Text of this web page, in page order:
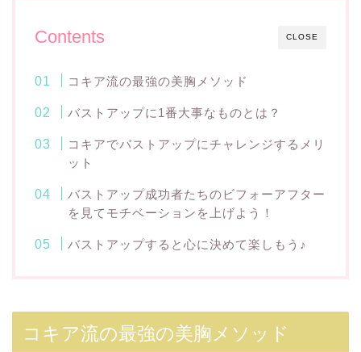
CLOSE
Contents
コキア流の最強の美胸メソッド
バストアップに1番大事なものとは？
コキアでバストアップにチャレンジするメリ
ット
バストアップ成功者たちのビフォーアフター
を見てモチベーションを上げよう！
バストアップすると心に決めて楽しもう♪
コキア流の最強の美胸メソッド